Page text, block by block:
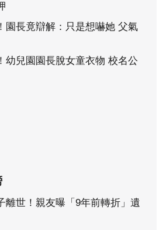
園長竟辯解：只是想嚇她 父氣
幼兒園園長脫女童衣物 校名公
離世！親友曝「9年前轉折」遺